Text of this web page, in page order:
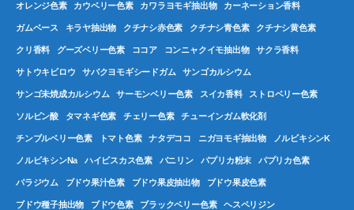
オレンジ色素 カウベリー色素 カワラヨモギ抽出物 カーネーション香料
ガムベース キラヤ抽出物 クチナシ赤色素 クチナシ青色素 クチナシ黄色素
クリ香料 グーズベリー色素 ココア コンニャクイモ抽出物 サクラ香料
サトウキビロウ サバクヨモギシードガム サンゴカルシウム
サンゴ未焼成カルシウム サーモンベリー色素 スイカ香料 ストロベリー色素
ソルビン酸 タマネギ色素 チェリー色素 チューインガム軟化剤
チンブルベリー色素 トマト色素 ナタデココ ニガヨモギ抽出物 ノルビキシンK
ノルビキシンNa ハイビスカス色素 バニリン パプリカ粉末 パプリカ色素
パラジウム ブドウ果汁色素 ブドウ果皮抽出物 ブドウ果皮色素
ブドウ種子抽出物 ブドウ色素 ブラックベリー色素 ヘスペリジン